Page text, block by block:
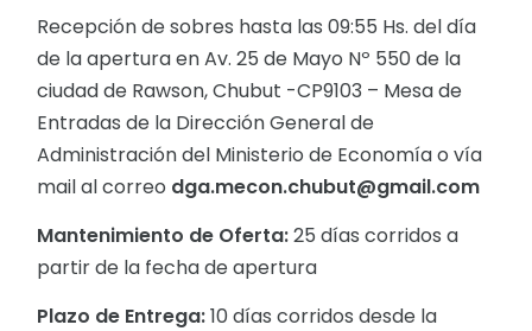
Recepción de sobres hasta las 09:55 Hs. del día
de la apertura en Av. 25 de Mayo Nº 550 de la
ciudad de Rawson, Chubut -CP9103 – Mesa de
Entradas de la Dirección General de
Administración del Ministerio de Economía o vía
mail al correo dga.mecon.chubut@gmail.com
Mantenimiento de Oferta:25 días corridos a
partir de la fecha de apertura
Plazo de Entrega:10 días corridos desde la